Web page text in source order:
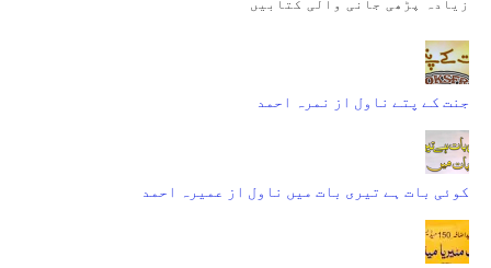
زیادہ پڑھی جانی والی کتابیں
جنت کے پتے ناول از نمرہ احمد
کوئی بات ہے تیری بات میں ناول از عمیرہ احمد